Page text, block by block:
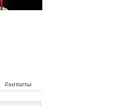
Контакты